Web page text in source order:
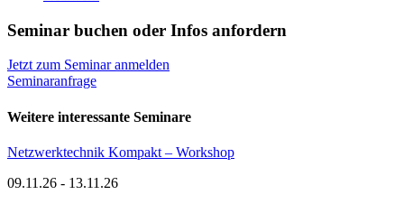
Seminar buchen oder Infos anfordern
Jetzt zum Seminar anmelden
Seminaranfrage
Weitere interessante Seminare
Netzwerktechnik Kompakt – Workshop
09.11.26 - 13.11.26